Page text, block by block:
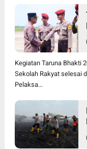
Kegiatan Taruna Bhakti
Sekolah Rakyat selesai
Pelaksa...